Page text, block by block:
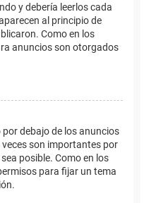
y debería leerlos cada
al principio de
Como en los
anuncios son otorgados
debajo de los anuncios
son importantes por
posible. Como en los
para fijar un tema